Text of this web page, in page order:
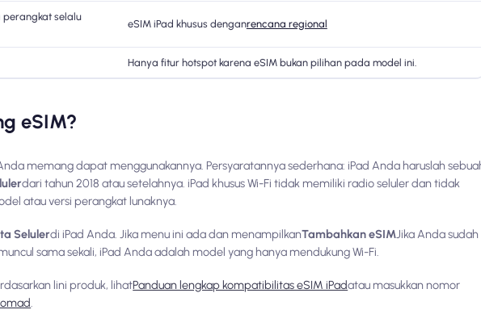
perangkat selalu
eSIM iPad khusus denganrencana regional
Hanya fitur hotspot karena eSIM bukan pilihan pada model ini.
eSIM?
memang dapat menggunakannya. Persyaratannya sederhana: iPad Anda haruslah
dari tahun 2018 atau setelahnya. iPad khusus Wi-Fi tidak memiliki radio seluler dan tidak
atau versi perangkat lunaknya.
Selulerdi iPad Anda. Jika menu ini ada dan menampilkanTambahkan eSIMJika Anda sudah
sama sekali, iPad Anda adalah model yang hanya mendukung Wi-Fi.
lini produk, lihatPanduan lengkap kompatibilitas eSIM iPadatau masukkan nomor
.